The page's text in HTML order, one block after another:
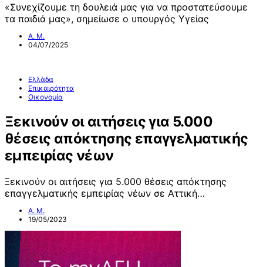
«Συνεχίζουμε τη δουλειά μας για να προστατεύσουμε
τα παιδιά μας», σημείωσε o υπουργός Υγείας
Α. Μ.
04/07/2025
Ελλάδα
Επικαιρότητα
Οικονομία
Ξεκινούν οι αιτήσεις για 5.000
θέσεις απόκτησης επαγγελματικής
εμπειρίας νέων
Ξεκινούν οι αιτήσεις για 5.000 θέσεις απόκτησης
επαγγελματικής εμπειρίας νέων σε Αττική…
Α. Μ.
19/05/2023